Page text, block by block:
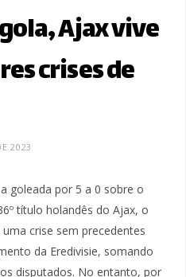
Ajax vive
crises de
2023
goleada por 5 a 0 sobre o
título holandês do Ajax, o
crise sem precedentes
da Eredivisie, somando
disputados. No entanto, por